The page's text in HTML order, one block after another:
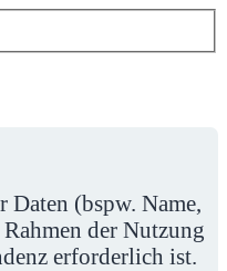
(bspw. Name,
der Nutzung
erforderlich ist.